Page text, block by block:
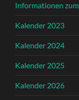
Informationen
Kalender 2023
Kalender 2024
Kalender 2025
Kalender 2026